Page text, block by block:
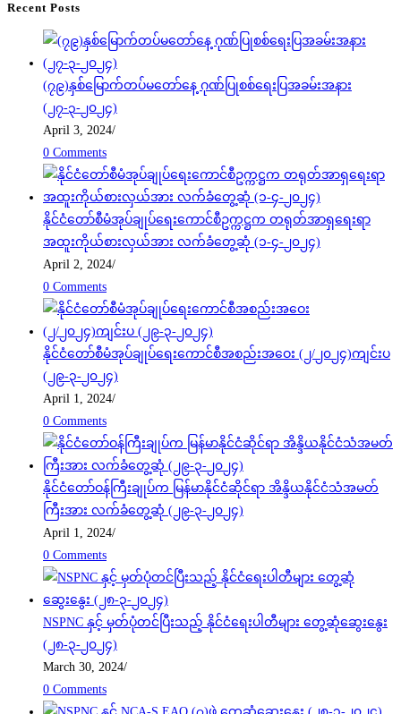
Recent Posts
(၇၉)နှစ်မြောက်တပ်မတော်နေ့ ဂုဏ်ပြုစစ်ရေးပြအခမ်းအနား
(၂၇-၃-၂၀၂၄)
April 3, 2024/
0 Comments
နိုင်ငံတော်စီမံအုပ်ချုပ်ရေးကောင်စီဥက္ကဋ္ဌက တရုတ်အာရှရေးရာ
အထူးကိုယ်စားလှယ်အား လက်ခံတွေ့ဆုံ (၁-၄-၂၀၂၄)
April 2, 2024/
0 Comments
နိုင်ငံတော်စီမံအုပ်ချုပ်ရေးကောင်စီအစည်းအဝေး (၂/၂၀၂၄)ကျင်းပ
(၂၉-၃-၂၀၂၄)
April 1, 2024/
0 Comments
နိုင်ငံတော်ဝန်ကြီးချုပ်က မြန်မာနိုင်ငံဆိုင်ရာ အိန္ဒိယနိုင်ငံသံအမတ်
ကြီးအား လက်ခံတွေ့ဆုံ (၂၉-၃-၂၀၂၄)
April 1, 2024/
0 Comments
NSPNC နှင့် မှတ်ပုံတင်ပြီးသည့် နိုင်ငံရေးပါတီများ တွေ့ဆုံဆွေးနွေး
(၂၈-၃-၂၀၂၄)
March 30, 2024/
0 Comments